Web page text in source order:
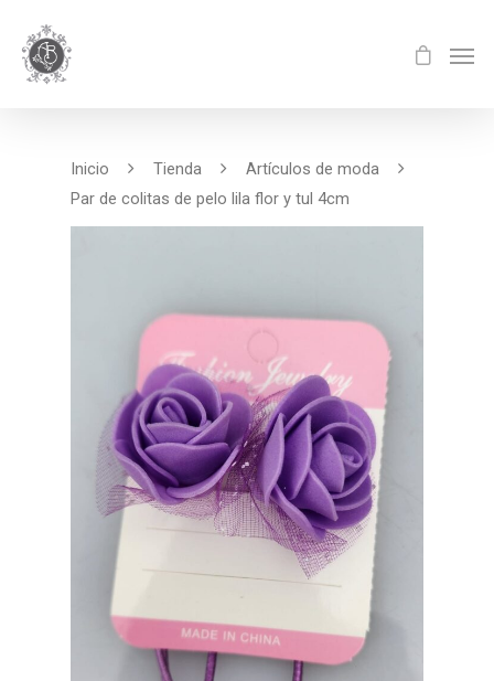
Inicio Tienda
Artículos de moda
Par de colitas de pelo lila flor y tul 4cm